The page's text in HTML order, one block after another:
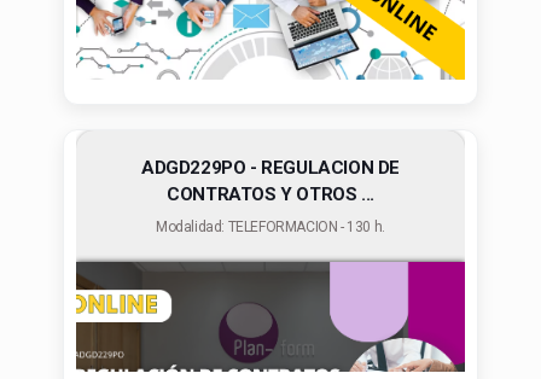
ADGD229PO - REGULACION DE
CONTRATOS Y OTROS ...
Modalidad: TELEFORMACION - 130 h.